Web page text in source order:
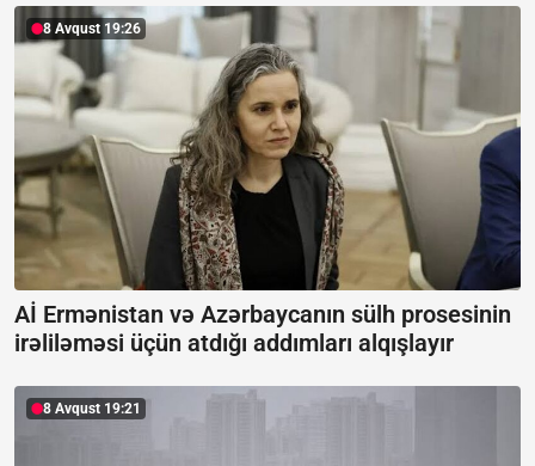
8 Avqust 19:26
Aİ Ermənistan və Azərbaycanın sülh prosesinin
irəliləməsi üçün atdığı addımları alqışlayır
8 Avqust 19:21